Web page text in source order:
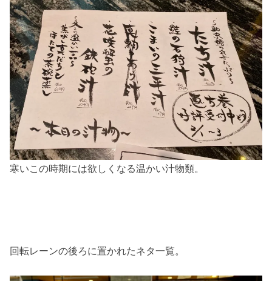
寒いこの時期には欲しくなる温かい汁物類。
回転レーンの後ろに置かれたネタ一覧。